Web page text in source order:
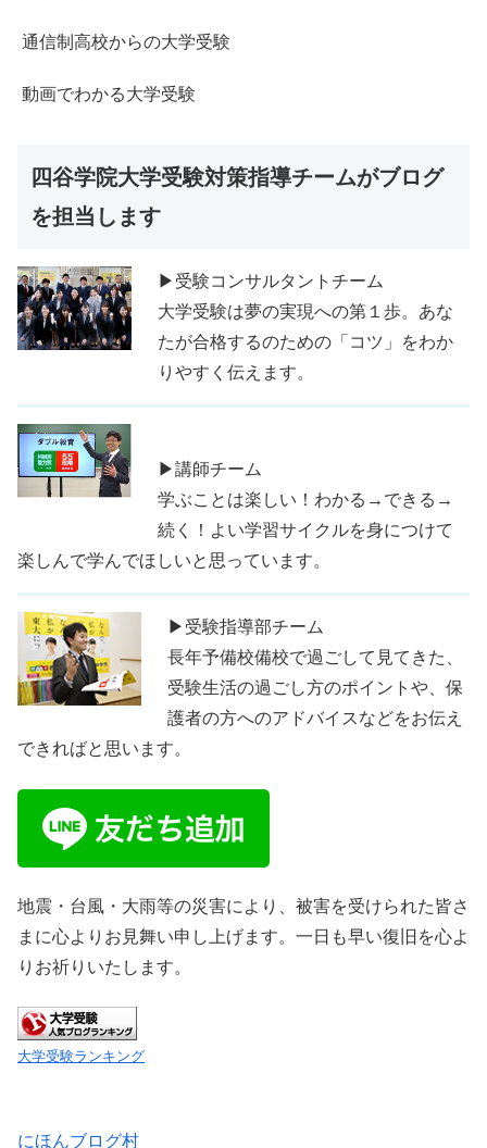
通信制高校からの大学受験
動画でわかる大学受験
四谷学院大学受験対策指導チームがブログ
を担当します
▶受験コンサルタントチーム
大学受験は夢の実現への第１歩。あな
たが合格するのための「コツ」をわか
りやすく伝えます。
▶講師チーム
学ぶことは楽しい！わかる→できる→
続く！よい学習サイクルを身につけて
楽しんで学んでほしいと思っています。
▶受験指導部チーム
長年予備校備校で過ごして見てきた、
受験生活の過ごし方のポイントや、保
護者の方へのアドバイスなどをお伝え
できればと思います。
地震・台風・大雨等の災害により、被害を受けられた皆さ
まに心よりお見舞い申し上げます。一日も早い復旧を心よ
りお祈りいたします。
大学受験ランキング
にほんブログ村